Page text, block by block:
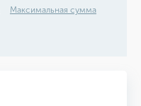
Максимальная сумма